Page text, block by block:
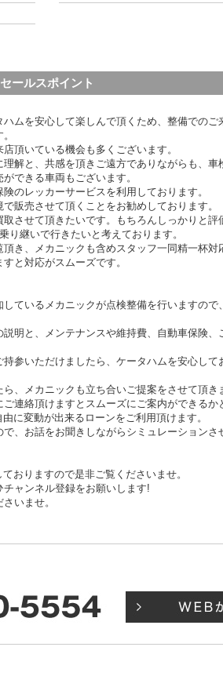
セールスポイント
ムを安心して楽しんで頂くため、整備での
頂いている機会も多くございます。
解と、共感を頂きご遠方でありながらも、
できる車両もございます。
のレッカーサービスを利用しております。
販売させて頂くことをお勧めしております。
させて頂きたいです。もちろんしっかりと評
継いで行きたいと考えております。
き、メカニックも含めスタッフ一同精一杯対
と対応がスムーズです。
ているメカニックが点検整備を行いますので
明と、メンテナンスや維持費、自動車保険、
参いただけましたら、ケータハムを安心し
、メカニックも立ち合いご提案をさせて頂き
連絡頂けますとスムーズにご案内ができるか
に変動が出来るローンをご利用頂けます。
、お話をお聞きしながらシミュレーションさ
おりますので是非ご覧くださいませ。
ャンネル登録をお願いします!
いませ。